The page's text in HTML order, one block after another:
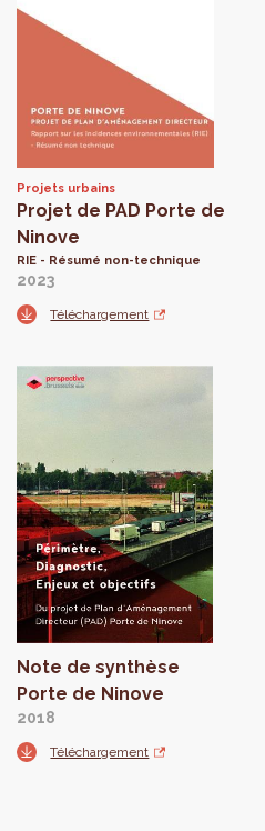
Projets urbains
Projet de PAD Porte de
Ninove
RIE - Résumé non-technique
2023
Téléchargement
Note de synthèse
Porte de Ninove
2018
Téléchargement